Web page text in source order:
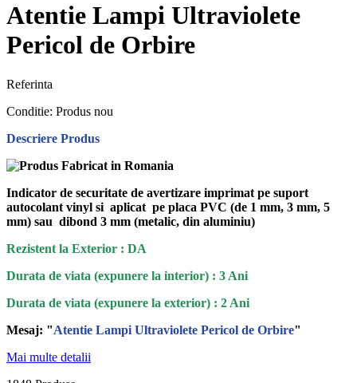
Atentie Lampi Ultraviolete
Pericol de Orbire
Referinta
Conditie: Produs nou
Descriere Produs
Indicator de securitate de avertizare imprimat pe suport
autocolant vinyl si aplicat pe placa PVC (de 1 mm, 3 mm, 5
mm) sau dibond 3 mm (metalic, din aluminiu)
Rezistent la Exterior : DA
Durata de viata (expunere la interior) : 3 Ani
Durata de viata (expunere la exterior) : 2 Ani
Mesaj: "Atentie Lampi Ultraviolete Pericol de Orbire"
Mai multe detalii